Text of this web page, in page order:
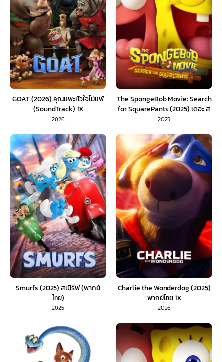
GOAT (2026) คุณแพะหัวใจไม่แพ้
(SoundTrack) 1X
2026
The SpongeBob Movie: Search
for SquarePants (2025) เดอะ ส
พันจ์บ็อบ มูฟวี่ ภารกิจตามหาสพันจ์
2025
Smurfs (2025) สเมิร์ฟ (พากย์
ไทย)
2025
Charlie the Wonderdog (2025)
พากย์ไทย 1X
2026